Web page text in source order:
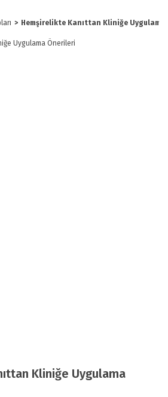
Hemşirelikte Kanıttan Kliniğe Uygulama
Kliniğe Uygulama